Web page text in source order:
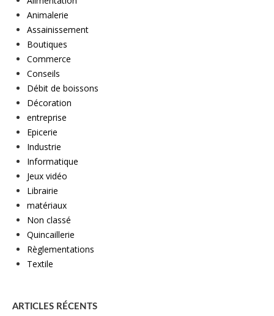
Animalerie
Assainissement
Boutiques
Commerce
Conseils
Débit de boissons
Décoration
entreprise
Epicerie
Industrie
Informatique
Jeux vidéo
Librairie
matériaux
Non classé
Quincaillerie
Règlementations
Textile
ARTICLES RÉCENTS